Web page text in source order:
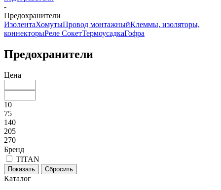
-
Предохранители
ИзолентаХомутыПровод монтажныйКлеммы, изоляторы,
коннекторыРеле СокетТермоусадкаГофра
Предохранители
Цена
10
75
140
205
270
Бренд
TITAN
Каталог